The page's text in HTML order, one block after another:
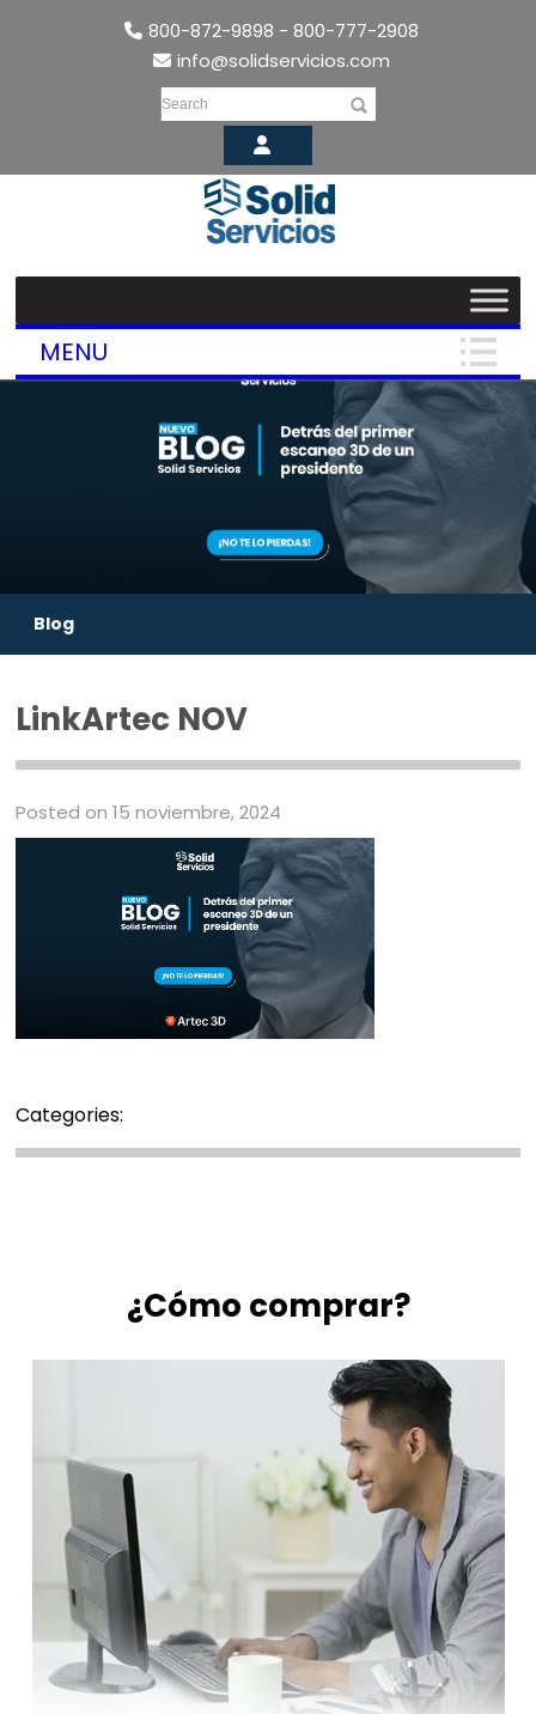
800-872-9898 - 800-777-2908
info@solidservicios.com
Search
MENU
Blog
LinkArtec NOV
Posted on 15 noviembre, 2024
Categories:
¿Cómo comprar?